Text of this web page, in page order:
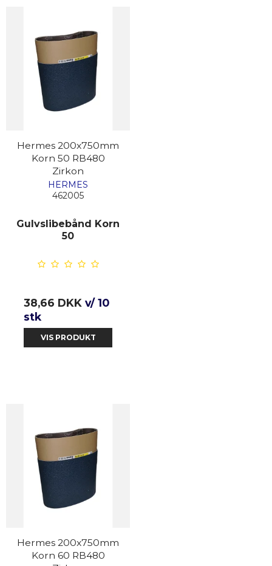
Hermes 200x750mm
Korn 50 RB480
Zirkon
HERMES
462005
Gulvslibebånd Korn
50
38,66 DKK v/ 10
stk
VIS PRODUKT
Hermes 200x750mm
Korn 60 RB480